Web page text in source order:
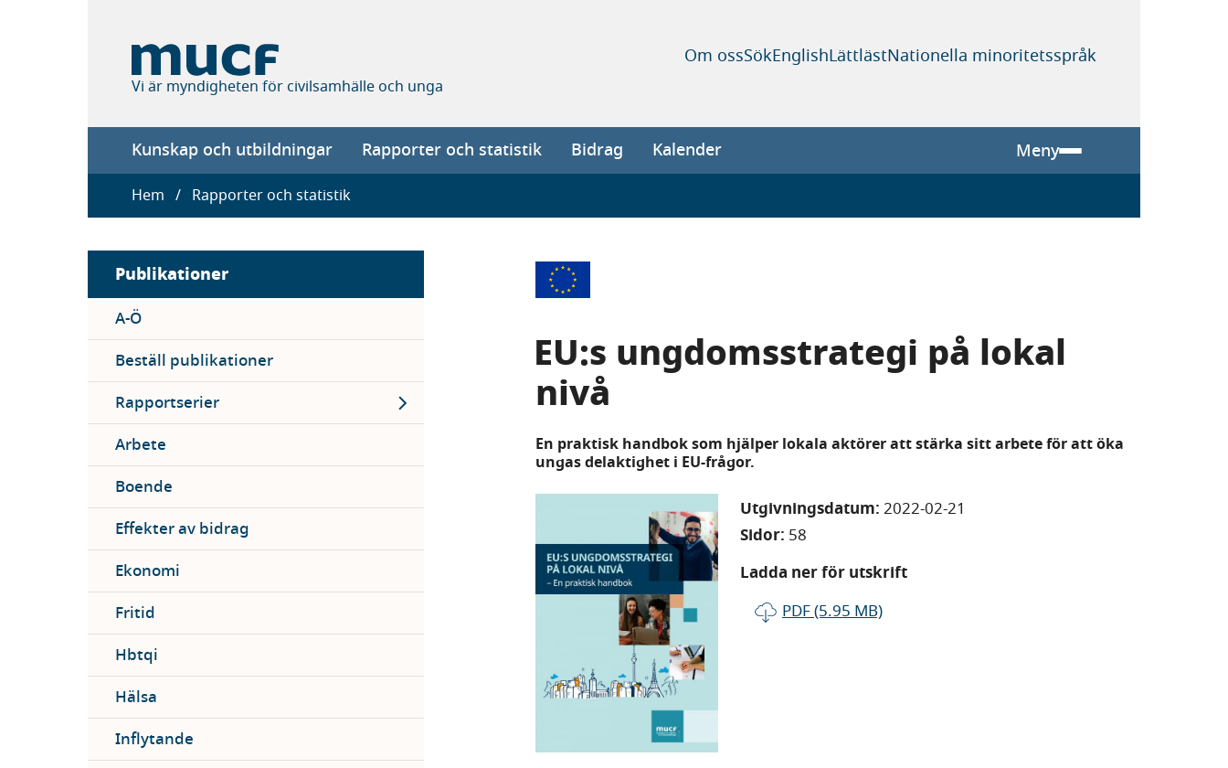
Vi är myndigheten för civilsamhälle och unga
Om ossSökEnglishLättlästNationella minoritetsspråk
Main
navigation
Kunskap och utbildningar Rapporter och statistik Bidrag Kalender Meny
Länkstig
Hem Rapporter och statistik
Sidebar
menu
Publikationer
A-Ö
Beställ publikationer
Rapportserier
Expand
Arbete
Boende
Effekter av bidrag
Ekonomi
Fritid
Hbtqi
Hälsa
Inflytande
EU:s ungdomsstrategi på lokal
nivå
En praktisk handbok som hjälper lokala aktörer att stärka sitt arbete för att öka
ungas delaktighet i EU-frågor.
Utgivningsdatum: 2022-02-21
Sidor: 58
Ladda ner för utskrift
PDF (5.95 MB)